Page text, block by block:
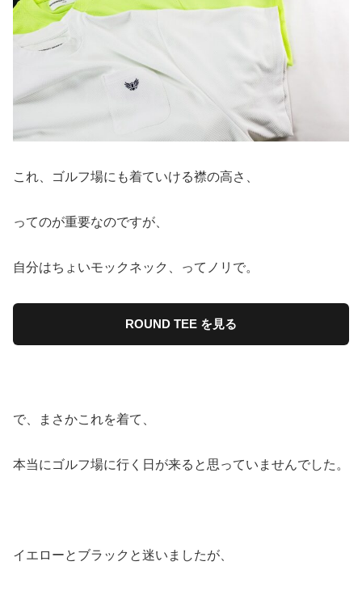
これ、ゴルフ場にも着ていける襟の高さ、
ってのが重要なのですが、
自分はちょいモックネック、ってノリで。
ROUND TEE を見る
で、まさかこれを着て、
本当にゴルフ場に行く日が来ると思っていませんでした。
イエローとブラックと迷いましたが、